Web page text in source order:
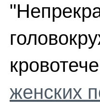
женских